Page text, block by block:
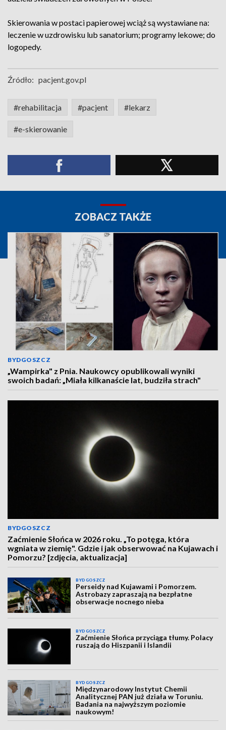
Skierowania w postaci papierowej wciąż są wystawiane na:
leczenie w uzdrowisku lub sanatorium; programy lekowe; do
logopedy.
Źródło: pacjent.gov.pl
#rehabilitacja #pacjent #lekarz
#e-skierowanie
ZOBACZ TAKŻE
BYDGOSZCZ
„Wampirka" z Pnia. Naukowcy opublikowali wyniki
swoich badań: „Miała kilkanaście lat, budziła strach"
BYDGOSZCZ
Zaćmienie Słońca w 2026 roku. „To potęga, która
wgniata w ziemię". Gdzie i jak obserwować na Kujawach i
Pomorzu? [zdjęcia, aktualizacja]
BYDGOSZCZ
Perseidy nad Kujawami i Pomorzem.
Astrobazy zapraszają na bezpłatne
obserwacje nocnego nieba
BYDGOSZCZ
Zaćmienie Słońca przyciąga tłumy. Polacy
ruszają do Hiszpanii i Islandii
BYDGOSZCZ
Międzynarodowy Instytut Chemii
Analitycznej PAN już działa w Toruniu.
Badania na najwyższym poziomie
naukowym!